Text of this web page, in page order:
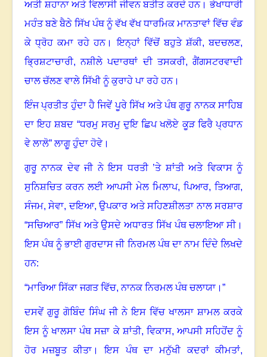
ਅਤੀ ਸ਼ਹਾਨਾ ਅਤੇ ਵਿਲਾਸੀ ਜੀਵਨ ਬਤੀਤ ਕਰਦੇ ਹਨ।ਭੇਖਾਧਾਰੀ
ਮਹੰਤ ਬਣੇ ਬੈਠੇ ਸਿੱਖ ਪੰਥ ਨੂੰ ਵੱਖ ਵੱਖ ਧਾਰਮਿਕ ਮਾਨਤਾਵਾਂ ਵਿੱਚ ਵੰਡ
ਕੇ ਧ੍ਰੋਹ ਕਮਾ ਰਹੇ ਹਨ। ਇਨ੍ਹਾਂ ਵਿੱਚੋਂ ਬਹੁਤੇ ਸ਼ੱਕੀ, ਬਦਚਲਣ,
ਭ੍ਰਿਸ਼ਟਾਚਾਰੀ, ਨਸ਼ੀਲੇ ਪਦਾਰਥਾਂ ਦੀ ਤਸਕਰੀ, ਗੈਂਗਸਟਰਵਾਦੀ
ਚਾਲ ਚੱਲਣ ਵਾਲੇ ਸਿੱਖੀ ਨੂੰ ਕੁਰਾਹੇ ਪਾ ਰਹੇ ਹਨ।
ਇੰਜ ਪ੍ਰਤੀਤ ਹੁੰਦਾ ਹੈ ਜਿਵੇਂ ਪੂਰੇ ਸਿੱਖ ਅਤੇ ਪੰਥ ਗੁਰੂ ਨਾਨਕ ਸਾਹਿਬ
ਦਾ ਇਹ ਸ਼ਬਦ “ਧਰਮੁ ਸਰਮੁ ਦੁਇ ਛਿਪ ਖਲੋਏ ਕੂੜ ਫਿਰੈ ਪ੍ਰਧਾਨ
ਵੇ ਲਾਲੋ” ਲਾਗੂ ਹੁੰਦਾ ਹੋਵੇ।
ਗੁਰੂ ਨਾਨਕ ਦੇਵ ਜੀ ਨੇ ਇਸ ਧਰਤੀ ’ਤੇ ਸ਼ਾਂਤੀ ਅਤੇ ਵਿਕਾਸ ਨੂੰ
ਸੁਨਿਸ਼ਚਿਤ ਕਰਨ ਲਈ ਆਪਸੀ ਮੇਲ ਮਿਲਾਪ, ਪਿਆਰ, ਤਿਆਗ,
ਸੰਜਮ, ਸੇਵਾ, ਦਇਆ,ਉਪਕਾਰ ਅਤੇ ਸਹਿਣਸ਼ੀਲਤਾ ਨਾਲ ਸਰਸ਼ਾਰ
“ਸਚਿਆਰ” ਸਿੱਖ ਅਤੇ ਉਸਦੇ ਅਧਾਰਤ ਸਿੱਖ ਪੰਥ ਚਲਾਇਆ ਸੀ।
ਇਸ ਪੰਥ ਨੂੰ ਭਾਈ ਗੁਰਦਾਸ ਜੀ ਨਿਰਮਲ ਪੰਥ ਦਾ ਨਾਮ ਦਿੰਦੇ ਲਿਖਦੇ
ਹਨ:
“ਮਾਰਿਆ ਸਿੱਕਾ ਜਗਤ ਵਿੱਚ, ਨਾਨਕ ਨਿਰਮਲ ਪੰਥ ਚਲਾਯਾ ।”
ਦਸਵੇਂ ਗੁਰੂ ਗੋਬਿੰਦ ਸਿੰਘ ਜੀ ਨੇ ਇਸ ਵਿੱਚ ਖਾਲਸਾ ਸ਼ਾਮਲ ਕਰਕੇ
ਇਸ ਨੂੰ ਖਾਲਸਾ ਪੰਥ ਸਜ਼ਾ ਕੇ ਸ਼ਾਂਤੀ, ਵਿਕਾਸ, ਆਪਸੀ ਸਹਿਹੋਂਦ ਨੂੰ
ਹੋਰ ਮਜ਼ਬੂਤ ਕੀਤਾ।ਇਸ ਪੰਥ ਦਾ ਮਨੁੱਖੀ ਕਦਰਾਂ ਕੀਮਤਾਂ,